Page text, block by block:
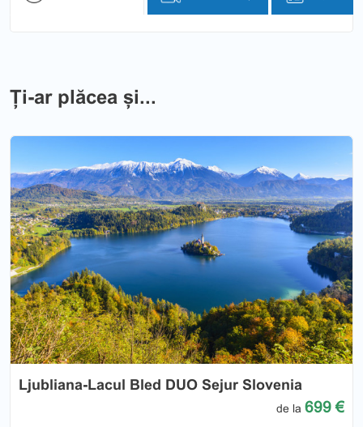
Ți-ar plăcea și...
Ljubliana-Lacul Bled DUO Sejur Slovenia
de la 699 €
Previous